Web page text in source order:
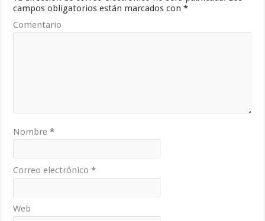
campos obligatorios están marcados con*
Comentario
Nombre*
Correo electrónico*
Web